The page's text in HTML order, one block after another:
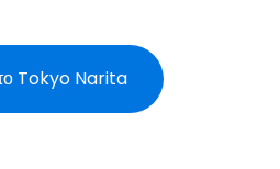
Tokyo Narita